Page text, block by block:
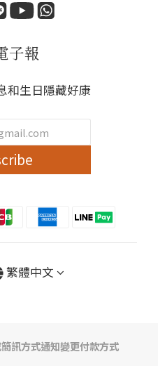
子報
和生日隱藏好康
繁體中文
訊方式通知變更付款方式